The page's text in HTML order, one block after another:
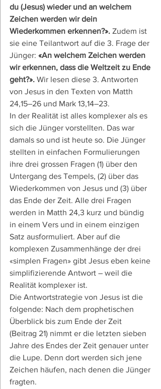
du (Jesus) wieder und an welchem
Zeichen werden wir dein
Wiederkommen erkennen?». Zudem ist
sie eine Teilantwort auf die 3. Frage der
Jünger: «An welchem Zeichen werden
wir erkennen, dass die Weltzeit zu Ende
geht?». Wir lesen diese 3. Antworten
von Jesus in den Texten von Matth
24,15–26 und Mark 13,14–23.
In der Realität ist alles komplexer als es
sich die Jünger vorstellten. Das war
damals so und ist heute so. Die Jünger
stellten in einfachen Formulierungen
ihre drei grossen Fragen (1) über den
Untergang des Tempels, (2) über das
Wiederkommen von Jesus und (3) über
das Ende der Zeit. Alle drei Fragen
werden in Matth 24,3 kurz und bündig
in einem Vers und in einem einzigen
Satz ausformuliert. Aber auf die
komplexen Zusammenhänge der drei
«simplen Fragen» gibt Jesus eben keine
simplifizierende Antwort – weil die
Realität komplexer ist.
Die Antwortstrategie von Jesus ist die
folgende: Nach dem prophetischen
Überblick bis zum Ende der Zeit
(Beitrag 21) nimmt er die letzten sieben
Jahre des Endes der Zeit genauer unter
die Lupe. Denn dort werden sich jene
Zeichen häufen, nach denen die Jünger
fragten.